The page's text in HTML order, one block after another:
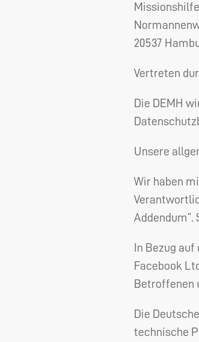
20537
Vertreten
Die DEMH
Unsere
Wir haben
Addendum“.
In Bezug
Facebook
Betroffenen
Die
technische